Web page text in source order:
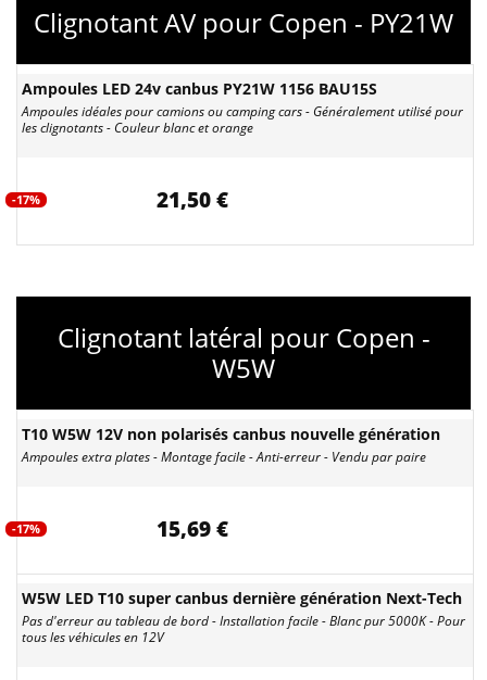
Clignotant AV pour Copen - PY21W
Ampoules LED 24v canbus PY21W 1156 BAU15S
Ampoules idéales pour camions ou camping cars - Généralement utilisé pour
les clignotants - Couleur blanc et orange
-17% 21,50 €
Clignotant latéral pour Copen -
W5W
T10 W5W 12V non polarisés canbus nouvelle génération
Ampoules extra plates - Montage facile - Anti-erreur - Vendu par paire
-17% 15,69 €
W5W LED T10 super canbus dernière génération Next-Tech
Pas d'erreur au tableau de bord - Installation facile - Blanc pur 5000K - Pour
tous les véhicules en 12V